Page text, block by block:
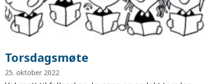
Torsdagsmøte
25. oktober 2022